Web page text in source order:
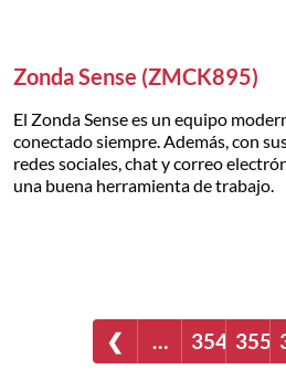
Zonda Sense (ZMCK895)
El Zonda Sense es un equipo
conectado siempre. Además, con
redes sociales, chat y correo
una buena herramienta de trabajo.
❮ … 354 355